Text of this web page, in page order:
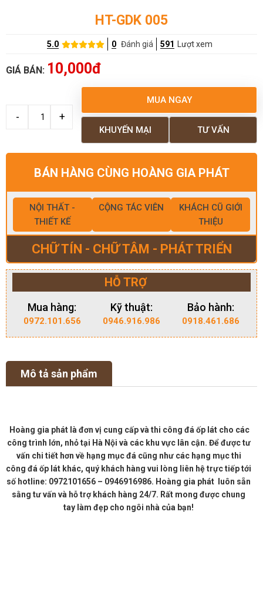
HT-GDK 005
5.0 0 Đánh giá 591 Lượt xem
GIÁ BÁN: 10,000đ
MUA NGAY
TƯ VẤN
KHUYẾN MẠI
BÁN HÀNG CÙNG HOÀNG GIA PHÁT
NỘI THẤT -
THIẾT KẾ
CỘNG TÁC VIÊN
KHÁCH CŨ GIỚI
THIỆU
CHỮ TÍN - CHỮ TÂM - PHÁT TRIỂN
HỖ TRỢ
Mua hàng:
0972.101.656
Kỹ thuật:
0946.916.986
Bảo hành:
0918.461.686
Mô tả sản phẩm
Hoàng gia phát là đơn vị cung cấp và thi công đá ốp lát cho các
công trình lớn, nhỏ tại Hà Nội và các khu vực lân cận. Để được tư
vấn chi tiết hơn về hạng mục đá cũng như các hạng mục thi
công đá ốp lát khác, quý khách hàng vui lòng liên hệ trực tiếp tới
số hotline: 0972101656 – 0946916986. Hoàng gia phát luôn sẵn
sằng tư vấn và hỗ trợ khách hàng 24/7. Rất mong được chung
tay làm đẹp cho ngôi nhà của bạn!